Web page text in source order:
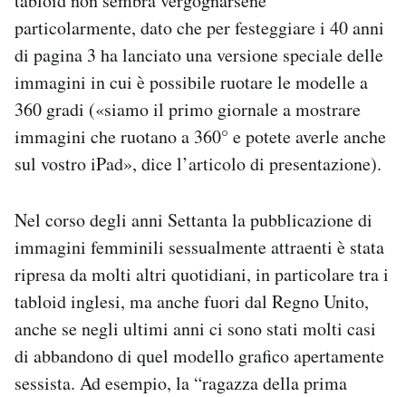
particolarmente, dato che per festeggiare i 40 anni
di pagina 3 ha lanciato una versione speciale delle
immagini in cui è possibile ruotare le modelle a
360 gradi («siamo il primo giornale a mostrare
immagini che ruotano a 360° e potete averle anche
sul vostro iPad», dice l’articolo di presentazione).
Nel corso degli anni Settanta la pubblicazione di
immagini femminili sessualmente attraenti è stata
ripresa da molti altri quotidiani, in particolare tra i
tabloid inglesi, ma anche fuori dal Regno Unito,
anche se negli ultimi anni ci sono stati molti casi
di abbandono di quel modello grafico apertamente
sessista. Ad esempio, la “ragazza della prima